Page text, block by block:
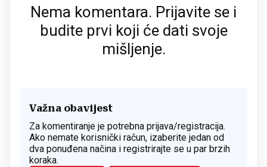
Nema komentara. Prijavite se i
budite prvi koji će dati svoje
mišljenje.
Važna obavijest
Za komentiranje je potrebna prijava/registracija.
Ako nemate korisnički račun, izaberite jedan od
dva ponuđena načina i registrirajte se u par brzih
koraka.